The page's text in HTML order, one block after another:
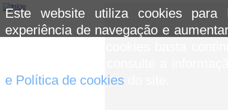
Este website utiliza cookies para
experiência de navegação e
e Política de cookies